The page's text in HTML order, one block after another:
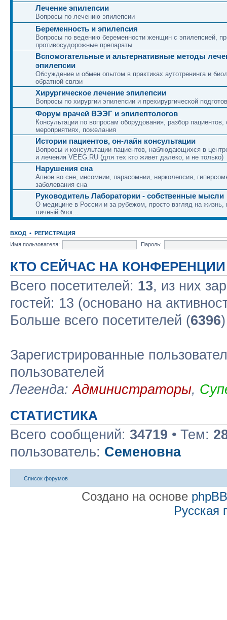
Лечение эпилепсии
Вопросы по лечению эпилепсии
Беременность и эпилепсия
Вопросы по ведению беременности женщин с эпилепсией,
противосудорожные препараты
Вспомогательные и альтернативные методы
эпилепсии
Обсуждение и обмен опытом в практиках аутотренинга и
обратной связи
Хирургическое лечение эпилепсии
Вопросы по хирургии эпилепсии и прехирургической
Форум врачей ВЭЭГ и эпилептологов
Консультации по вопросам оборудования, разбор пациентов,
мероприятиях, пожелания
Истории пациентов, он-лайн консультации
Вопросы и консультации пациентов, наблюдающихся в
и лечения VEEG.RU (для тех кто живет далеко, и не только)
Нарушения сна
Апное во сне, инсомнии, парасомнии, нарколепсия,
заболевания сна
Руководитель Лаборатории - собственные мысли
О медицине в России и за рубежом, просто взгляд на жизнь,
личный блог...
ВХОД • РЕГИСТРАЦИЯ
Имя пользователя:
Пароль:
КТО СЕЙЧАС НА КОНФЕРЕНЦИИ
Всего посетителей: 13, из них
гостей: 13 (основано на
Больше всего посетителей (6396
Зарегистрированные
пользователей
Легенда:Администраторы,
СТАТИСТИКА
Всего сообщений: 34719 • Тем:
пользователь: Семеновна
Список форумов
Создано на основе phpBB
Русская